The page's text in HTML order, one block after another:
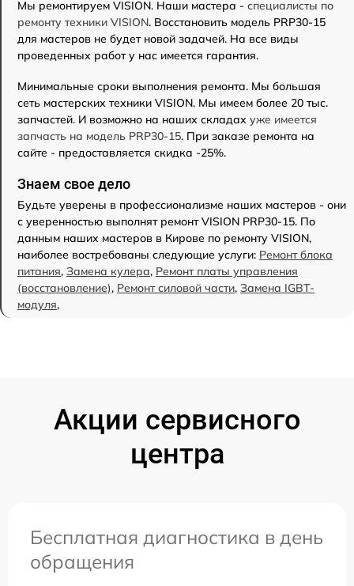
Мы ремонтируем VISION. Наши мастера - специалисты по
ремонту техники VISION. Восстановить модель PRP30-15
для мастеров не будет новой задачей. На все виды
проведенных работ у нас имеется гарантия.
Минимальные сроки выполнения ремонта. Мы большая
сеть мастерских техники VISION. Мы имеем более 20 тыс.
запчастей. И возможно на наших складах уже имеется
запчасть на модель PRP30-15. При заказе ремонта на
сайте - предоставляется скидка -25%.
Знаем свое дело
Будьте уверены в профессионализме наших мастеров - они
с уверенностью выполнят ремонт VISION PRP30-15. По
данным наших мастеров в Кирове по ремонту VISION,
наиболее востребованы следующие услуги: Ремонт блока
питания, Замена кулера, Ремонт платы управления
(восстановление), Ремонт силовой части, Замена IGBT-
модуля,
Акции сервисного
центра
Бесплатная диагностика в день
обращения